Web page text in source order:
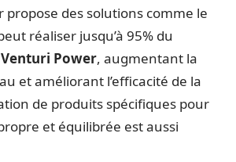
propose des solutions comme le
réaliser jusqu’à 95% du
Venturi Power, augmentant la
et améliorant l’efficacité de la
de produits spécifiques pour
et équilibrée est aussi